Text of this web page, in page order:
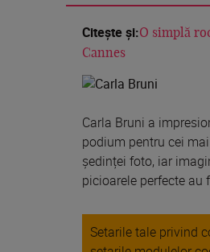
Citește și:O simplă
Cannes
Carla Bruni a
podium pentru cei
ședinței foto, iar
picioarele perfecte au
Setarile tale privind